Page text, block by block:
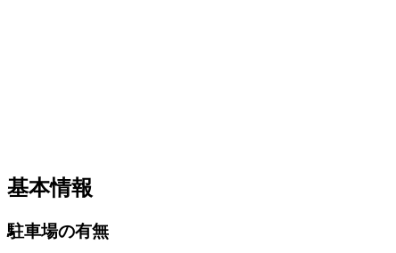
基本情報
駐車場の有無